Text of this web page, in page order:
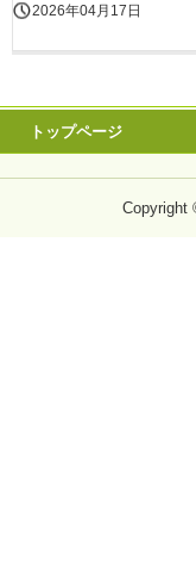
2026年04月17日
トップページ
Copyright